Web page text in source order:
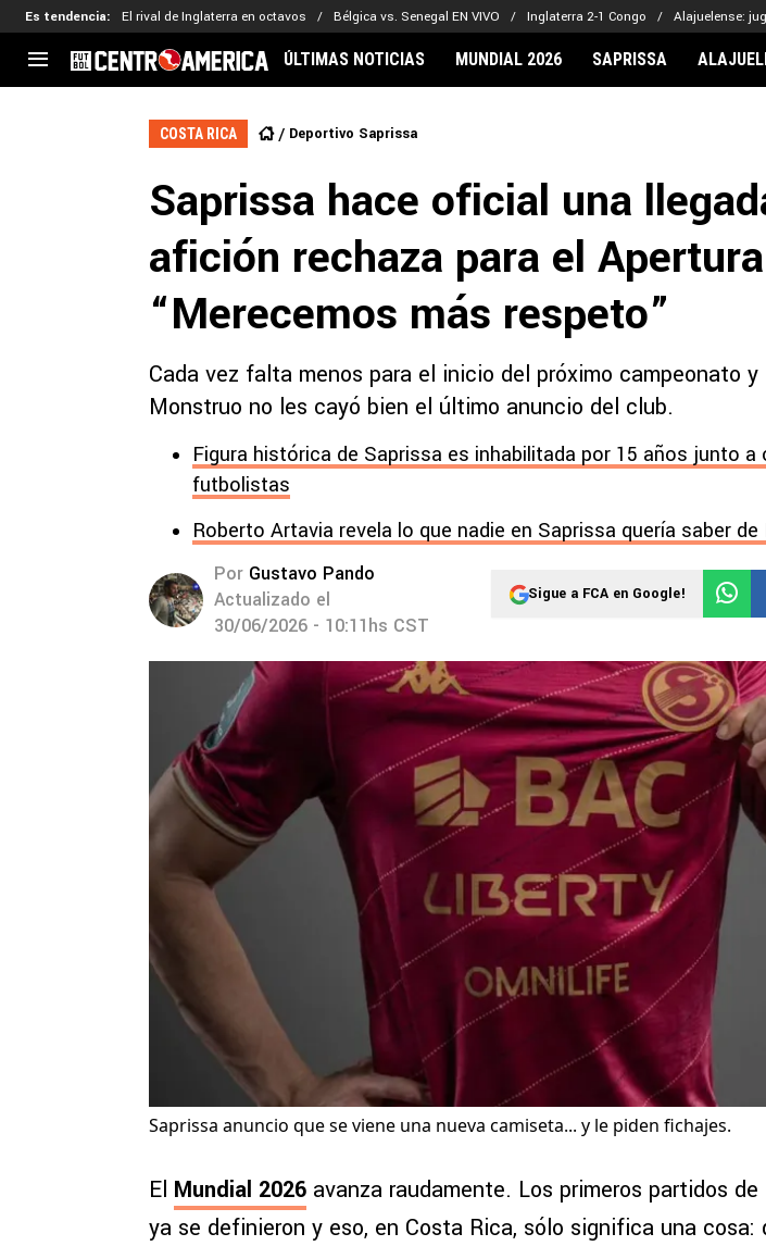
Es tendencia: El rival de Inglaterra en octavos Bélgica vs. Senegal EN VIVO Inglaterra 2-1 Congo Alajuelense:
CENTROAMÉRICA
El Salvador
CONCACAF
Liga de Naciones
Copa de Campeones
MLS
Kervin Arriaga
Nathaniel Méndez-Laing
Herediano
Real
ÚLTIMAS NOTICIAS MUNDIAL 2026 SAPRISSA
COSTA RICA Deportivo Saprissa
Saprissa hace oficial una
afición rechaza para el
“Merecemos más respeto”
Cada vez falta menos para el inicio del próximo campeonato
Monstruo no les cayó bien el último anuncio del club.
Figura histórica de Saprissa es inhabilitada por 15 años junto
futbolistas
Roberto Artavia revela lo que nadie en Saprissa quería saber
Por Gustavo Pando
Actualizado el
30/06/2026 - 10:11hs CST
Sigue a FCA en Google!
Saprissa anuncio que se viene una nueva camiseta... y le piden fichajes.
El Mundial 2026 avanza raudamente. Los primeros partidos
ya se definieron y eso, en Costa Rica, sólo significa una